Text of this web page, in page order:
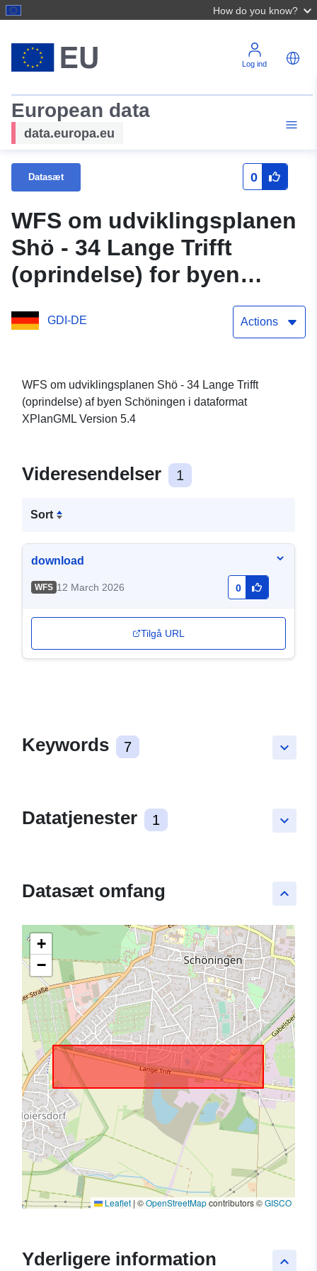
How do you know?
Log ind
European data
data.europa.eu
Datasæt 0
WFS om udviklingsplanen
Shö - 34 Lange Trifft
(oprindelse) for byen
GDI-DE Actions
WFS om udviklingsplanen Shö - 34 Lange Trifft
(oprindelse) af byen Schöningen i dataformat
XPlanGML Version 5.4
Videresendelser 1
Sort
download
WFS 12 March 2026 0
Tilgå URL
keyboard_arrow_down
Keywords 7
keyboard_arrow_down
Datatjenester 1
keyboard_arrow_up
Datasæt omfang
+
−
Leaflet | ©OpenStreetMapcontributors ©GISCO
keyboard_arrow_up
Yderligere information